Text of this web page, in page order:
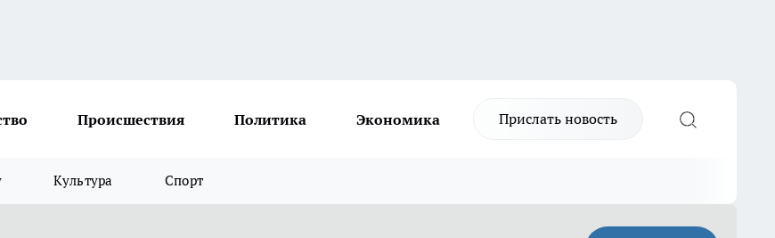
Происшествия Политика Экономика Прислать новость
Культура Спорт